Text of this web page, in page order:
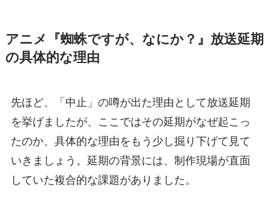
アニメ『蜘蛛ですが、なにか？』放送延期
の具体的な理由
先ほど、「中止」の噂が出た理由として放送延期
を挙げましたが、ここではその延期がなぜ起こっ
たのか、具体的な理由をもう少し掘り下げて見て
いきましょう。延期の背景には、制作現場が直面
していた複合的な課題がありました。